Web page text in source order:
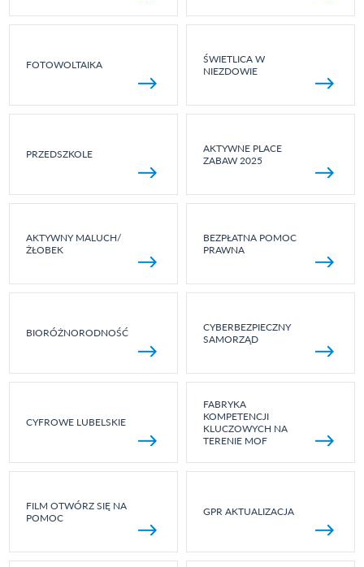
FOTOWOLTAIKA
ŚWIETLICA W
NIEZDOWIE
PRZEDSZKOLE
AKTYWNE PLACE
ZABAW 2025
AKTYWNY MALUCH/
ŻŁOBEK
BEZPŁATNA POMOC
PRAWNA
BIORÓŻNORODNOŚĆ
CYBERBEZPIECZNY
SAMORZĄD
CYFROWE LUBELSKIE
FABRYKA
KOMPETENCJI
KLUCZOWYCH NA
TERENIE MOF
FILM OTWÓRZ SIĘ NA
POMOC
GPR AKTUALIZACJA